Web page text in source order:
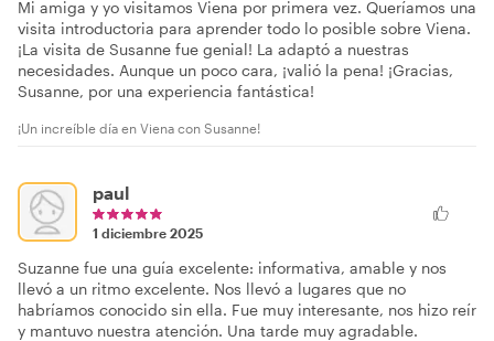
Mi amiga y yo visitamos Viena por primera vez. Queríamos una
visita introductoria para aprender todo lo posible sobre Viena.
¡La visita de Susanne fue genial! La adaptó a nuestras
necesidades. Aunque un poco cara, ¡valió la pena! ¡Gracias,
Susanne, por una experiencia fantástica!
¡Un increíble día en Viena con Susanne!
paul
1 diciembre 2025
Suzanne fue una guía excelente: informativa, amable y nos
llevó a un ritmo excelente. Nos llevó a lugares que no
habríamos conocido sin ella. Fue muy interesante, nos hizo reír
y mantuvo nuestra atención. Una tarde muy agradable.